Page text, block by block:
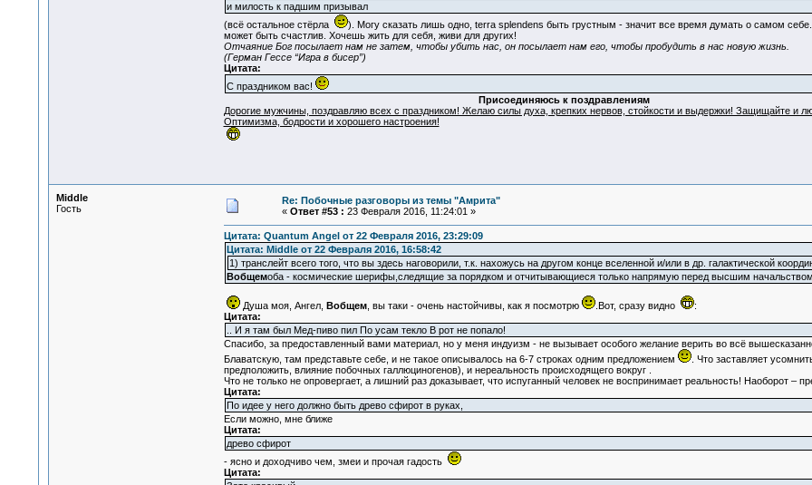
и милость к падшим призывал
(всё остальное стёрла
). Могу сказать лишь одно, terra splendens быть грустным - значит все время думать о самом
может быть счастлив. Хочешь жить для себя, живи для других!
Отчаяние Бог посылает нам не затем, чтобы убить нас, он посылает нам его, чтобы пробудить в нас новую жизнь.
(Герман Гессе “Игра в бисер”)
Цитата:
С праздником вас!
Присоединяюсь к поздравлениям
Дорогие мужчины, поздравляю всех с праздником! Желаю силы духа, крепких нервов, стойкости и выдержки! Защищайте и
Оптимизма, бодрости и хорошего настроения!
Middle
Гость
Re: Побочные разговоры из темы "Амрита"
« Ответ #53 : 23 Февраля 2016, 11:24:01 »
Цитата: Quantum Angel от 22 Февраля 2016, 23:29:09
Цитата: Middle от 22 Февраля 2016, 16:58:42
1) транслейт всего того, что вы здесь наговорили, т.к. нахожусь на другом конце вселенной и/или в др. галактической
Вобщемоба - космические шерифы,следящие за порядком и отчитывающиеся только напрямую перед высшим начальством
Душа моя, Ангел, Вобщем, вы таки - очень настойчивы, как я посмотрю .Вот, сразу видно
:
Цитата:
.. И я там был Мед-пиво пил По усам текло В рот не попало!
Спасибо, за предоставленный вами материал, но у меня индуизм - не вызывает особого желание верить во всё
Блаватскую, там представьте себе, и не такое описывалось на 6-7 строках одним предложением
. Что заставляет
предположить, влияние побочных галлюциногенов), и нереальность происходящего вокруг
Что не только не опровергает, а лишний раз доказывает, что испуганный человек не воспринимает реальность! Наоборот –
Цитата:
По идее у него должно быть древо сфирот в руках,
Если можно, мне ближе
Цитата:
древо сфирот
- ясно и доходчиво чем, змеи и прочая гадость
Цитата: